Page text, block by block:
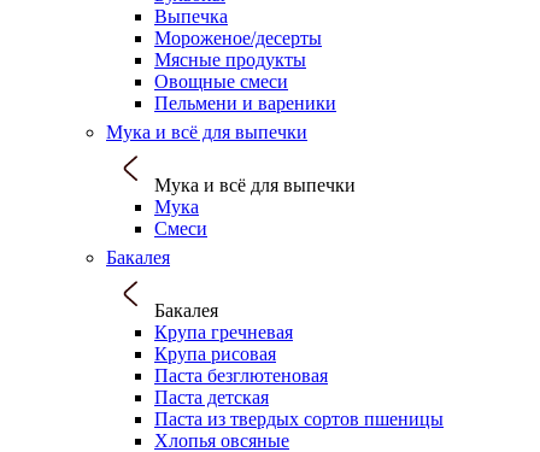
Выпечка
Мороженое/десерты
Мясные продукты
Овощные смеси
Пельмени и вареники
Мука и всё для выпечки
Мука и всё для выпечки
Мука
Смеси
Бакалея
Бакалея
Крупа гречневая
Крупа рисовая
Паста безглютеновая
Паста детская
Паста из твердых сортов пшеницы
Хлопья овсяные